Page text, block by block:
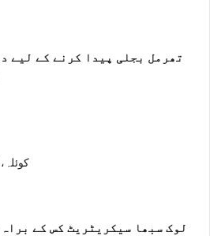
تھرمل بجلی پیدا کرنے کے لیے
لوک سبھا سیکریٹریٹ کس کے